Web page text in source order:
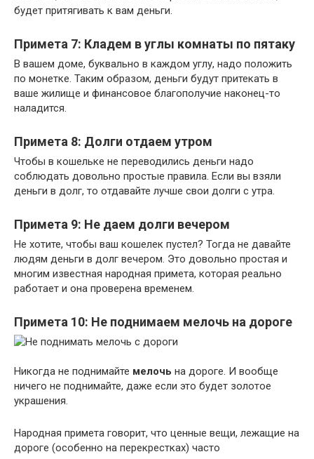
будет притягивать к вам деньги.
Примета 7: Кладем в углы комнаты по пятаку
В вашем доме, буквально в каждом углу, надо положить
по монетке. Таким образом, деньги будут притекать в
ваше жилище и финансовое благополучие наконец-то
наладится.
Примета 8: Долги отдаем утром
Чтобы в кошельке не переводились деньги надо
соблюдать довольно простые правила. Если вы взяли
деньги в долг, то отдавайте лучше свои долги с утра.
Примета 9: Не даем долги вечером
Не хотите, чтобы ваш кошелек пустел? Тогда не давайте
людям деньги в долг вечером. Это довольно простая и
многим известная народная примета, которая реально
работает и она проверена временем.
Примета 10: Не поднимаем мелочь на дороге
Никогда не поднимайте мелочь на дороге. И вообще
ничего не поднимайте, даже если это будет золотое
украшения.
Народная примета говорит, что ценные вещи, лежащие на
дороге (особенно на перекрестках) часто